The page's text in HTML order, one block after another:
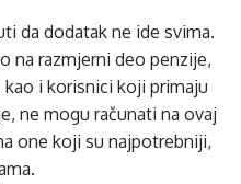
da dodatak ne ide svima.
na razmjerni deo penzije,
i korisnici koji primaju
ne mogu računati na ovaj
one koji su najpotrebniji,